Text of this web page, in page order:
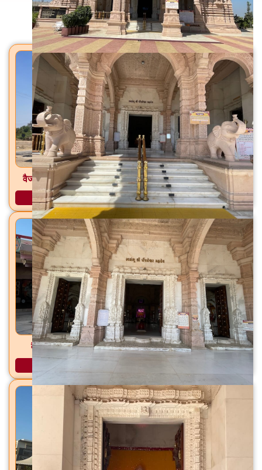
मंदिरे
वैजनाथ महादेव मंदिर महादेवपुरा (गावडा), ता. विजापूर, जि. मेहसाणा
अधिक माहिती
वैजनाथ महादेव मंदिर सोखडा, तालुका विजापूर, जिल्हा मेहसाणा